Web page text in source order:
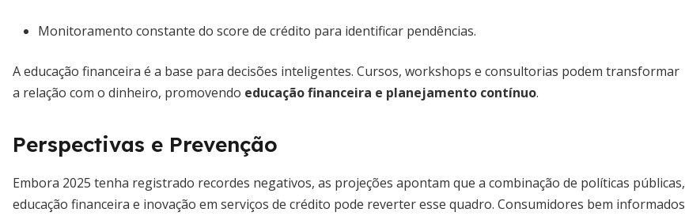
Monitoramento constante do score de crédito para identificar pendências.
A educação financeira é a base para decisões inteligentes. Cursos, workshops e consultorias podem transformar
a relação com o dinheiro, promovendo educação financeira e planejamento contínuo.
Perspectivas e Prevenção
Embora 2025 tenha registrado recordes negativos, as projeções apontam que a combinação de políticas públicas,
educação financeira e inovação em serviços de crédito pode reverter esse quadro. Consumidores bem informados